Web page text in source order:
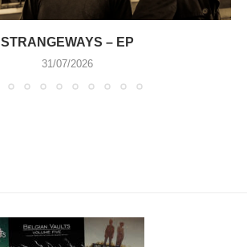
STRANGEWAYS – EP
31/07/2026